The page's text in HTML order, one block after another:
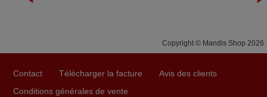
Copyright © Mandis Shop 2026
Contact Télécharger la facture
Avis des clients
Conditions générales de vente